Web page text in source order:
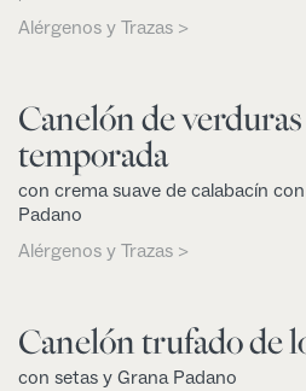
Alérgenos y Trazas >
Canelón de
temporada
con crema suave de calabacín
Padano
Alérgenos y Trazas >
Canelón trufado de
con setas y Grana Padano